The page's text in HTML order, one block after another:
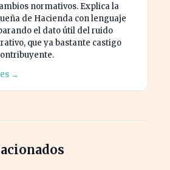
normativos. Explica la
de Hacienda con lenguaje
el dato útil del ruido
que ya bastante castigo
→